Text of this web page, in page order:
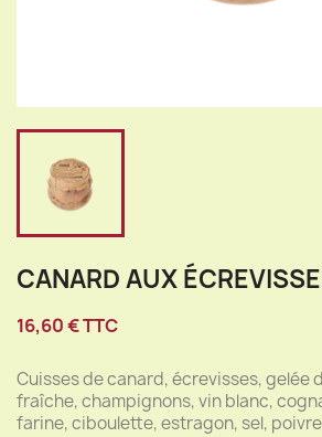
CANARD AUX
16,60 € TTC
Cuisses de canard, écrevisses, gelée
fraîche, champignons, vin blanc,
farine, ciboulette, estragon, sel,